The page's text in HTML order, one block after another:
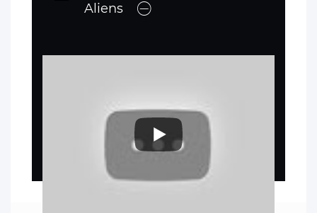
Aliens